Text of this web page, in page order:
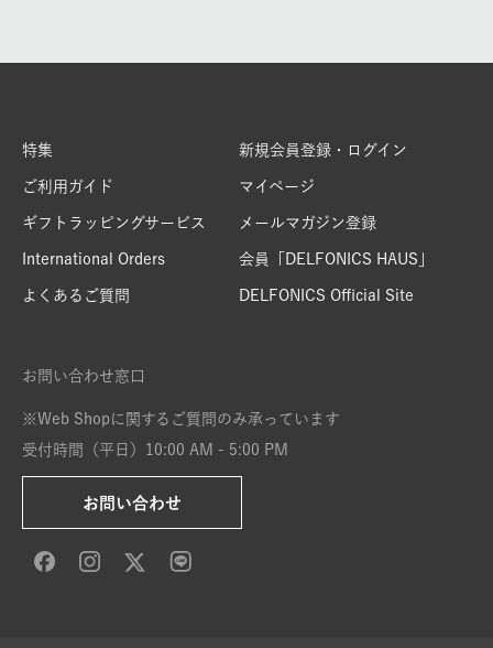
特集
ご利用ガイド
ギフトラッピングサービス
International Orders
よくあるご質問
新規会員登録・ログイン
マイページ
メールマガジン登録
会員「DELFONICS HAUS」
DELFONICS Official Site
お問い合わせ窓口
※Web Shopに関するご質問のみ承っています
受付時間（平日）10:00 AM - 5:00 PM
お問い合わせ